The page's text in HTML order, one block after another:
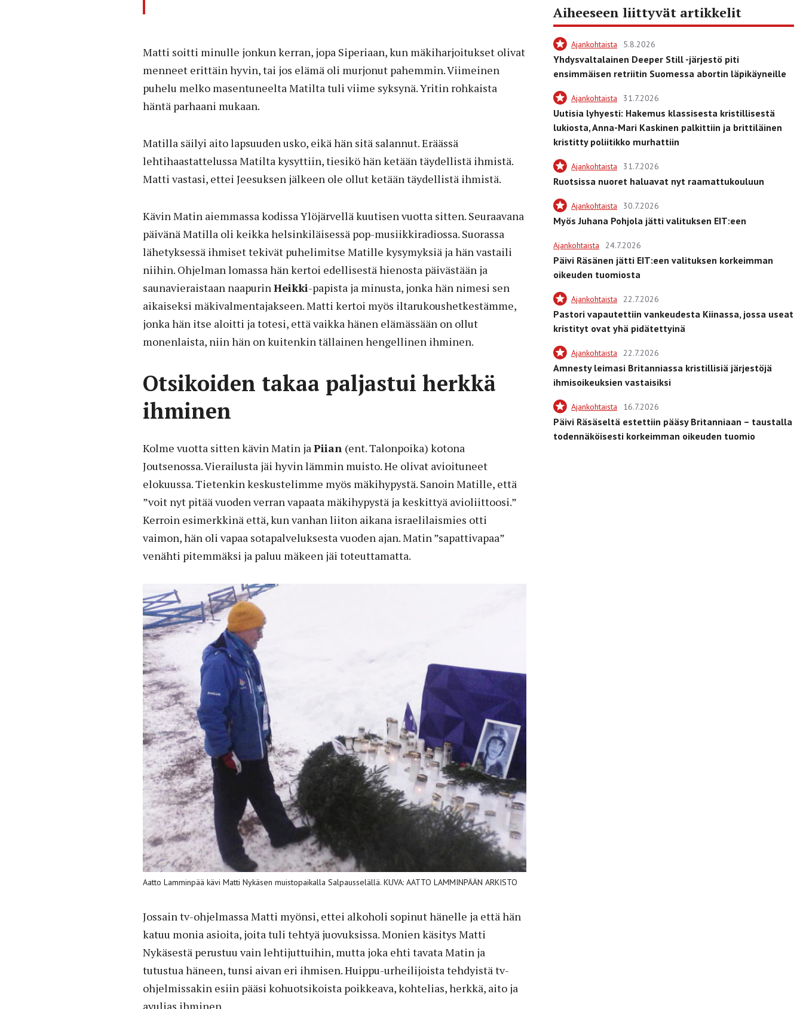
Matti soitti minulle jonkun kerran, jopa Siperiaan, kun mäkiharjoitukset olivat
menneet erittäin hyvin, tai jos elämä oli murjonut pahemmin. Viimeinen
puhelu melko masentuneelta Matilta tuli viime syksynä. Yritin rohkaista
häntä parhaani mukaan.
Matilla säilyi aito lapsuuden usko, eikä hän sitä salannut. Eräässä
lehtihaastattelussa Matilta kysyttiin, tiesikö hän ketään täydellistä ihmistä.
Matti vastasi, ettei Jeesuksen jälkeen ole ollut ketään täydellistä ihmistä.
Kävin Matin aiemmassa kodissa Ylöjärvellä kuutisen vuotta sitten. Seuraavana
päivänä Matilla oli keikka helsinkiläisessä pop-musiikkiradiossa. Suorassa
lähetyksessä ihmiset tekivät puhelimitse Matille kysymyksiä ja hän vastaili
niihin. Ohjelman lomassa hän kertoi edellisestä hienosta päivästään ja
saunavieraistaan naapurinHeikki-papista ja minusta, jonka hän nimesi sen
aikaiseksi mäkivalmentajakseen. Matti kertoi myös iltarukoushetkestämme,
jonka hän itse aloitti ja totesi, että vaikka hänen elämässään on ollut
monenlaista, niin hän on kuitenkin tällainen hengellinen ihminen.
Otsikoiden takaa paljastui herkkä
ihminen
Kolme vuotta sitten kävin Matin jaPiian (ent. Talonpoika) kotona
Joutsenossa. Vierailusta jäi hyvin lämmin muisto. He olivat avioituneet
elokuussa. Tietenkin keskustelimme myös mäkihypystä. Sanoin Matille, että
”voit nyt pitää vuoden verran vapaata mäkihypystä ja keskittyä avioliittoosi.”
Kerroin esimerkkinä että, kun vanhan liiton aikana israe­lilaismies otti
vaimon, hän oli vapaa sotapalveluksesta vuoden ajan. Matin ”sapattivapaa”
venähti pitemmäksi ja paluu mäkeen jäi toteuttamatta.
Aatto Lamminpää kävi Matti Nykäsen muistopaikalla Salpausselällä. KUVA: AATTO LAMMINPÄÄN ARKISTO
Jossain tv-ohjelmassa Matti myönsi, ettei alkoholi sopinut hänelle ja että hän
katuu monia asioita, joita tuli tehtyä juovuksissa. Monien käsitys Matti
Nykäsestä perustuu vain lehtijuttuihin, mutta joka ehti tavata Matin ja
tutustua häneen, tunsi aivan eri ihmisen. Huippu-urheilijoista tehdyistä tv-
ohjelmissakin esiin pääsi kohuotsikoista poikkeava, kohtelias, herkkä, aito ja
Aiheeseen liittyvät artikkelit
Ajankohtaista 5.8.2026
Yhdysvaltalainen Deeper Still -järjestö piti
ensimmäisen retriitin Suomessa abortin läpikäyneille
Ajankohtaista 31.7.2026
Uutisia lyhyesti: Hakemus klassisesta kristillisestä
lukiosta, Anna-Mari Kaskinen palkittiin ja brittiläinen
kristitty poliitikko murhattiin
Ajankohtaista 31.7.2026
Ruotsissa nuoret haluavat nyt raamattukouluun
Ajankohtaista 30.7.2026
Myös Juhana Pohjola jätti valituksen EIT:een
Ajankohtaista 24.7.2026
Päivi Räsänen jätti EIT:een valituksen korkeimman
oikeuden tuomiosta
Ajankohtaista 22.7.2026
Pastori vapautettiin vankeudesta Kiinassa, jossa useat
kristityt ovat yhä pidätettyinä
Ajankohtaista 22.7.2026
Amnesty leimasi Britanniassa kristillisiä järjestöjä
ihmisoikeuksien vastaisiksi
Ajankohtaista 16.7.2026
Päivi Räsäseltä estettiin pääsy Britanniaan – taustalla
todennäköisesti korkeimman oikeuden tuomio